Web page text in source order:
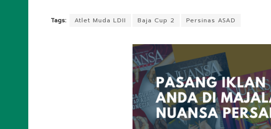
Tags: Atlet Muda LDII Baja Cup 2 Persinas ASAD